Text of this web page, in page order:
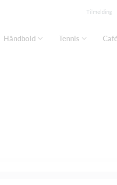
Tilmelding
Håndbold Tennis